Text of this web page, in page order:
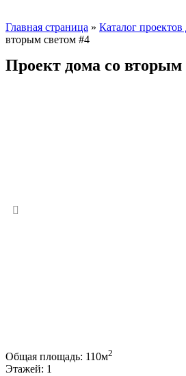
Главная страница » Каталог проектов
вторым светом #4
Проект дома со вторым
Общая площадь: 110м2
Этажей: 1